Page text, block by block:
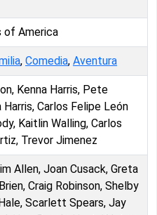
of America
, Comedia, Aventura
Kenna Harris, Pete
Harris, Carlos Felipe León
Kaitlin Walling, Carlos
Trevor Jimenez
Allen, Joan Cusack, Greta
Craig Robinson, Shelby
Scarlett Spears, Jay